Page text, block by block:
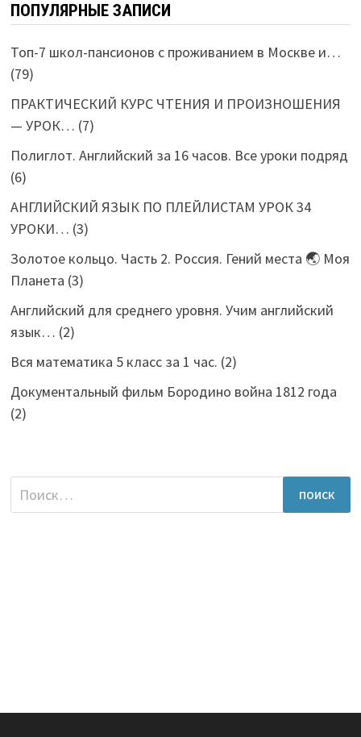
ПОПУЛЯРНЫЕ ЗАПИСИ
Топ-7 школ-пансионов с проживанием в Москве и…
(79)
ПРАКТИЧЕСКИЙ КУРС ЧТЕНИЯ И ПРОИЗНОШЕНИЯ
— УРОК… (7)
Полиглот. Английский за 16 часов. Все уроки подряд
(6)
АНГЛИЙСКИЙ ЯЗЫК ПО ПЛЕЙЛИСТАМ УРОК 34
УРОКИ… (3)
Золотое кольцо. Часть 2. Россия. Гений места 🌏 Моя
Планета (3)
Английский для среднего уровня. Учим английский
язык… (2)
Вся математика 5 класс за 1 час. (2)
Документальный фильм Бородино война 1812 года
(2)
Найти: